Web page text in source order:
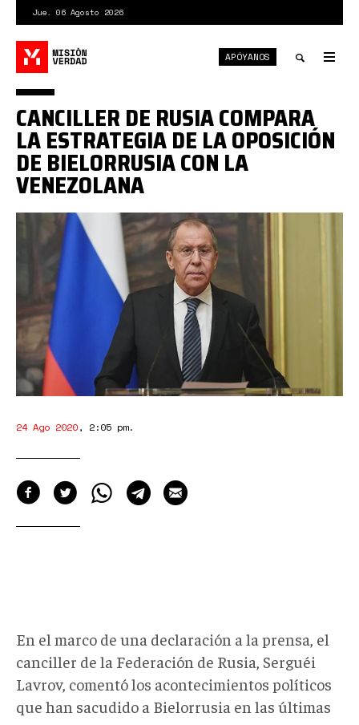
contenido
principal
Jue. 06 Agosto 2026
search
APÓYANOS
1*cYO60y9hOh2ZXeiSNA-
4lQ.jpeg
CANCILLER DE RUSIA COMPARA
LA ESTRATEGIA DE LA OPOSICIÓN
DE BIELORRUSIA CON LA
VENEZOLANA
24 Ago 2020, 2:05 pm.
En el marco de una declaración a la prensa, el
canciller de la Federación de Rusia, Serguéi
Lavrov, comentó los acontecimientos políticos
que han sacudido a Bielorrusia en las últimas